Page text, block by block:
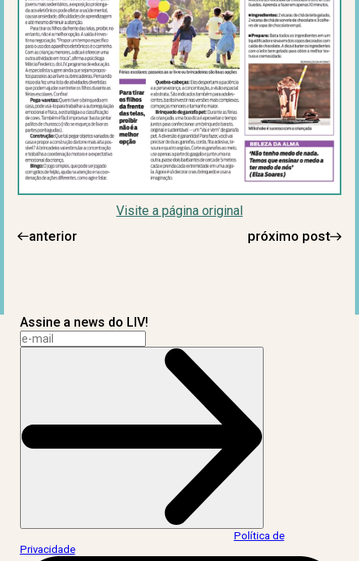
Visite a página original
anterior próximo post
Assine a news do LIV!
Política de
Privacidade.